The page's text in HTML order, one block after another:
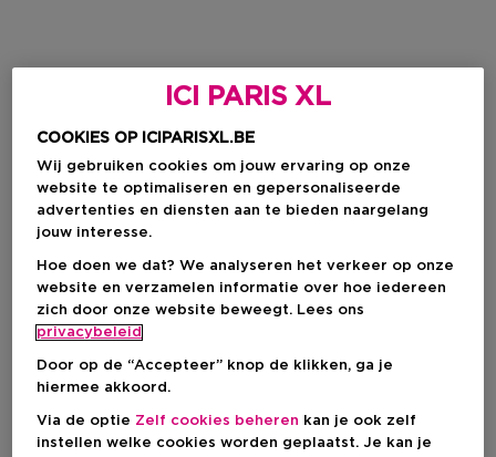
ICI PARIS XL
COOKIES OP ICIPARISXL.BE
Wij gebruiken cookies om jouw ervaring op onze
website te optimaliseren en gepersonaliseerde
advertenties en diensten aan te bieden naargelang
jouw interesse.
Hoe doen we dat? We analyseren het verkeer op onze
website en verzamelen informatie over hoe iedereen
zich door onze website beweegt. Lees ons
privacybeleid
Door op de “Accepteer” knop de klikken, ga je
hiermee akkoord.
Via de optie Zelf cookies beheren kan je ook zelf
instellen welke cookies worden geplaatst. Je kan je